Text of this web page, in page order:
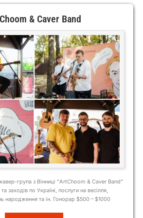
& Caver Band
група з Вінниці “ArtChoom & Caver Band”
заходів по Україні, послуги на весілля,
народження та ін. Гонорар $500 – $1000